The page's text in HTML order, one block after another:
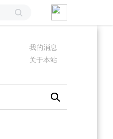
我的消息
关于本站